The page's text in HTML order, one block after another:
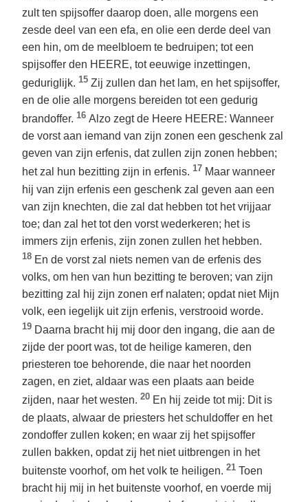
zult ten spijsoffer daarop doen, alle morgens een
zesde deel van een efa, en olie een derde deel van
een hin, om de meelbloem te bedruipen; tot een
spijsoffer den HEERE, tot eeuwige inzettingen,
geduriglijk. 15 Zij zullen dan het lam, en het spijsoffer,
en de olie alle morgens bereiden tot een gedurig
brandoffer. 16 Alzo zegt de Heere HEERE: Wanneer
de vorst aan iemand van zijn zonen een geschenk zal
geven van zijn erfenis, dat zullen zijn zonen hebben;
het zal hun bezitting zijn in erfenis. 17 Maar wanneer
hij van zijn erfenis een geschenk zal geven aan een
van zijn knechten, die zal dat hebben tot het vrijjaar
toe; dan zal het tot den vorst wederkeren; het is
immers zijn erfenis, zijn zonen zullen het hebben.
18 En de vorst zal niets nemen van de erfenis des
volks, om hen van hun bezitting te beroven; van zijn
bezitting zal hij zijn zonen erf nalaten; opdat niet Mijn
volk, een iegelijk uit zijn erfenis, verstrooid worde.
19 Daarna bracht hij mij door den ingang, die aan de
zijde der poort was, tot de heilige kameren, den
priesteren toe behorende, die naar het noorden
zagen, en ziet, aldaar was een plaats aan beide
zijden, naar het westen. 20 En hij zeide tot mij: Dit is
de plaats, alwaar de priesters het schuldoffer en het
zondoffer zullen koken; en waar zij het spijsoffer
zullen bakken, opdat zij het niet uitbrengen in het
buitenste voorhof, om het volk te heiligen. 21 Toen
bracht hij mij in het buitenste voorhof, en voerde mij